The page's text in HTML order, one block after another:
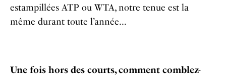
estampillées ATP ou WTA, notre tenue est la
même durant toute l’année…
Une fois hors des courts, comment comblez-